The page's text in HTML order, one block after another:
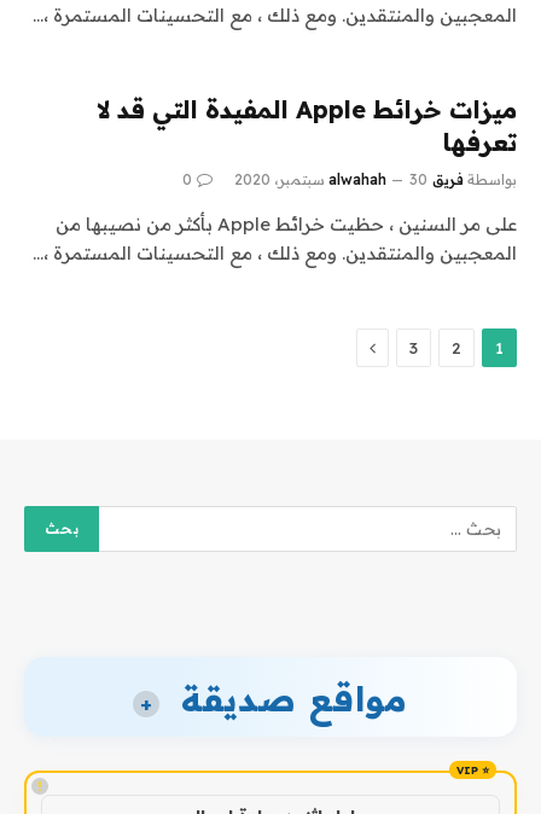
المعجبين والمنتقدين. ومع ذلك ، مع التحسينات المستمرة ،…
ميزات خرائط Apple المفيدة التي قد لا
تعرفها
بواسطة فريق alwahah 30 سبتمبر، 2020 0
على مر السنين ، حظيت خرائط Apple بأكثر من نصيبها من
المعجبين والمنتقدين. ومع ذلك ، مع التحسينات المستمرة ،…
1
2
3 التالي
مواقع صديقة +
!